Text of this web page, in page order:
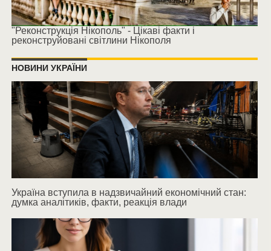
"Реконструкція Нікополь" - Цікаві факти і
реконструйовані світлини Нікополя
НОВИНИ УКРАЇНИ
Україна вступила в надзвичайний економічний стан:
думка аналітиків, факти, реакція влади